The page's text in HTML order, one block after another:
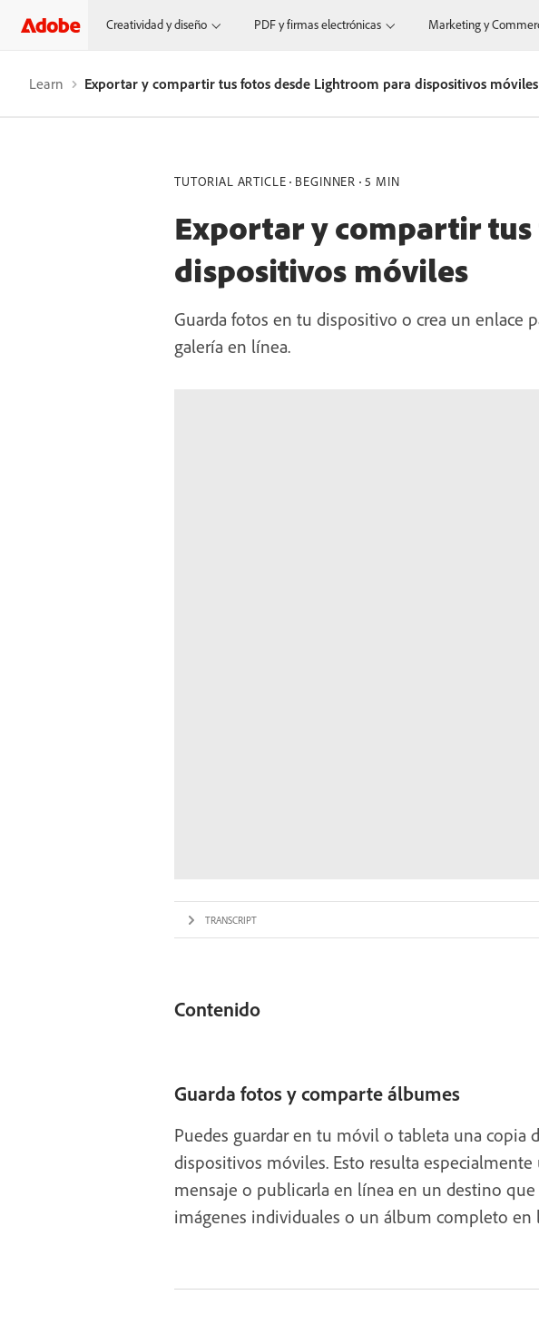
Creatividad y diseño PDF y firmas electrónicas Marketing y
Learn Exportar y compartir tus fotos desde Lightroom para dispositivos móviles
TUTORIAL ARTICLE BEGINNER 5 MIN
Exportar y compartir
dispositivos móviles
Guarda fotos en tu dispositivo o crea un
galería en línea.
TRANSCRIPT
Contenido
Guarda fotos y comparte álbumes
Puedes guardar en tu móvil o tableta una copia
dispositivos móviles. Esto resulta
mensaje o publicarla en línea en un destino
imágenes individuales o un álbum completo en